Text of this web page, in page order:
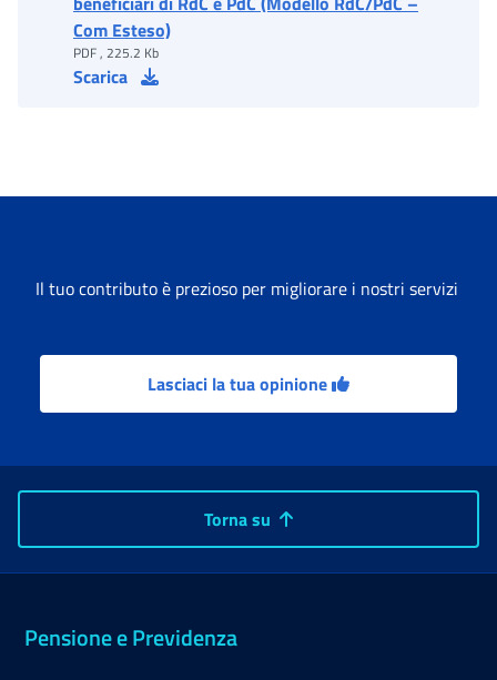
Com Esteso)
PDF , 225.2 Kb
Scarica
Il tuo contributo è prezioso per migliorare i nostri servizi
Lasciaci la tua opinione
Torna su
Pensione e Previdenza